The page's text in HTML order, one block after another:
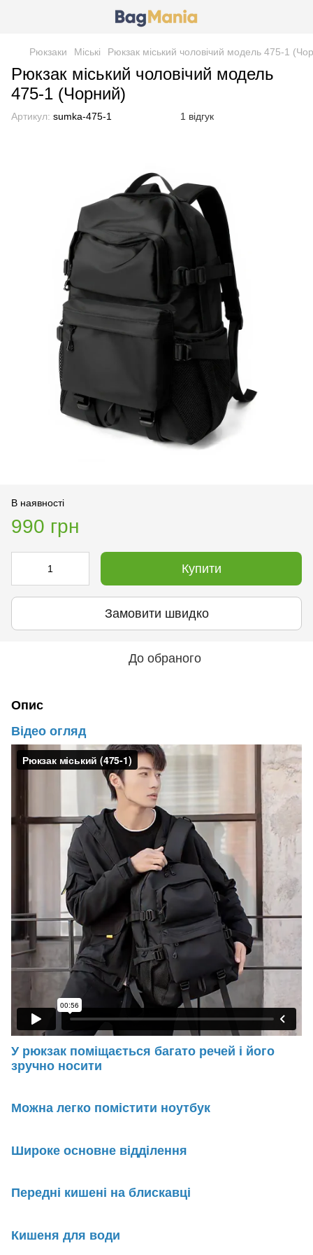
Рюкзаки Міські Рюкзак міський чоловічий модель 475-1
Рюкзак міський чоловічий модель
475-1 (Чорний)
Артикул: sumka-475-1 1 відгук
В наявності
990 грн
Купити
Замовити швидко
До обраного
Опис
Відео огляд
У рюкзак поміщається багато речей і його
зручно носити
Можна легко помістити ноутбук
Широке основне відділення
Передні кишені на блискавці
Кишеня для води